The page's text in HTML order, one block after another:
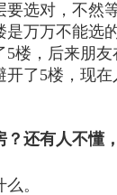
选对，不然
是万万不能选
楼，后来朋
了5楼，现在
还有人不懂
。